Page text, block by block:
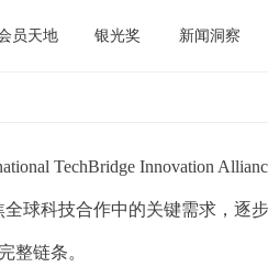
员天地 银光奖 新闻洞察
TechBridge Innovation
球科技合作中的关键需求，逐
整链条。